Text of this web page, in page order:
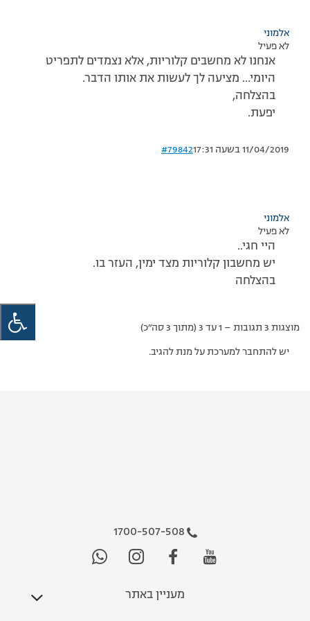
אלמוני
לא פעיל
אנחנו לא מחשבים קלוריות, אלא נצמדים לתפריט
היומי… מציעה לך לעשות את אותו הדבר.
בהצלחה,
יפעת.
11/04/2019 בשעה 17:31 #79842
אלמוני
לא פעיל
היי חגי..
יש מחשבון קלוריות מצד ימין, העזר בו.
בהצלחה
מוצגות 3 תגובות – 1 עד 3 (מתוך 3 סה״כ)
יש להתחבר למערכת על מנת להגיב.
1700-507-508
מעניין באתר